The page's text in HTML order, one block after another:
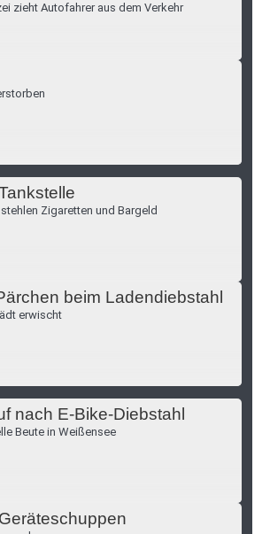
zieht Autofahrer aus dem Verkehr
Zigaretten und Bargeld
beim Ladendiebstahl
erwischt
nach E-Bike-Diebstahl
Beute in Weißensee